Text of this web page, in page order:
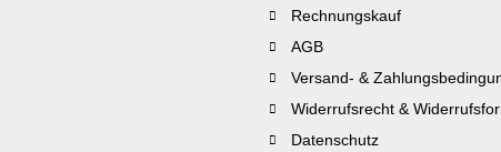
Rechnungskauf
AGB
Versand- &
Widerrufsrecht &
Datenschutz